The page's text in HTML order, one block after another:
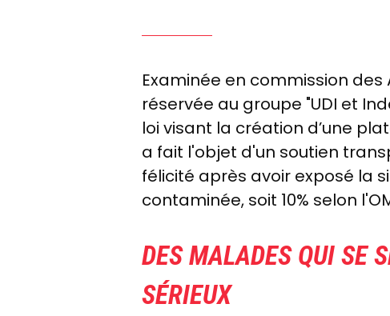
Examinée en commission
réservée au groupe "UDI et
loi visant la création d’une
a fait l'objet d'un soutien
félicité après avoir exposé la
contaminée, soit 10% selon
DES MALADES QUI SE
SÉRIEUX